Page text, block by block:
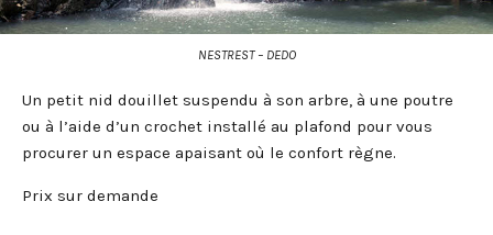
NESTREST – DEDO
Un petit nid douillet suspendu à son arbre, à une poutre
ou à l’aide d’un crochet installé au plafond pour vous
procurer un espace apaisant où le confort règne.
Prix sur demande